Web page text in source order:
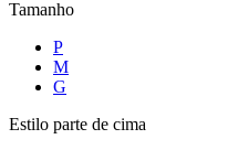
Tamanho
P
M
G
Estilo parte de cima